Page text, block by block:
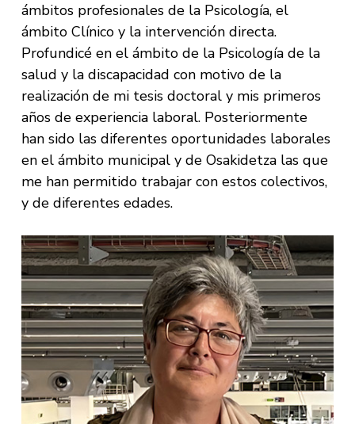
ámbitos profesionales de la Psicología, el
ámbito Clínico y la intervención directa.
Profundicé en el ámbito de la Psicología de la
salud y la discapacidad con motivo de la
realización de mi tesis doctoral y mis primeros
años de experiencia laboral. Posteriormente
han sido las diferentes oportunidades laborales
en el ámbito municipal y de Osakidetza las que
me han permitido trabajar con estos colectivos,
y de diferentes edades.